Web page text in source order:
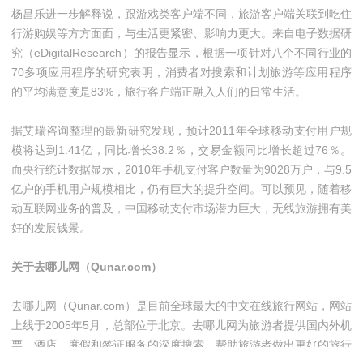
杨昌乐进一步解释说，跟游戏类客户端不同，旅游客户端关联到吃住
行游购娱等方方面面，与生活更紧密、影响力更大。来自电子数据研
究（eDigitalResearch）的报告显示，根据一项针对八个不同行业的
70多项应用程序的研究表明，消费者对搜索和计划旅游等应用程序
的平均满意度是83%，旅行客户端正融入人们的日常生活。
据艾瑞咨询整理的最新研究发现，预计2011年全球移动支付用户规
模将达到1.41亿，同比增长38.2％，交易金额同比增长超过76％。
而央行统计数据显示，2010年手机支付客户数量为9028万户，与9.5
亿户的手机用户规模相比，仍有巨大的提升空间。可以预见，随着移
动互联网业务的普及，中国移动支付市场潜力巨大，无线旅游拥有美
好的发展钱景。
关于去哪儿网（Qunar.com）
去哪儿网（Qunar.com）是目前全球最大的中文在线旅行网站，网站
上线于2005年5月，总部位于北京。去哪儿网为旅游者提供国内外机